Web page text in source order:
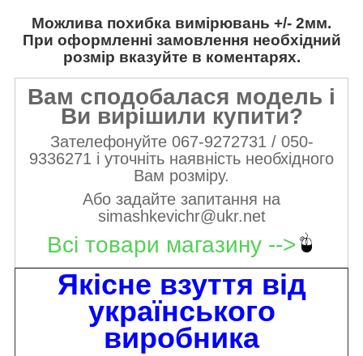
Можлива похибка вимірювань +/- 2мм.
При оформленні замовлення необхідний
розмір вказуйте в коментарях.
Вам сподобалася модель і
Ви вирішили купити?
Зателефонуйте 067-9272731 / 050-
9336271 і уточніть наявність необхідного
Вам розміру.
Або задайте запитання на
simashkevichr@ukr.net
Всі товари магазину -->
Якісне взуття від
українського
виробника